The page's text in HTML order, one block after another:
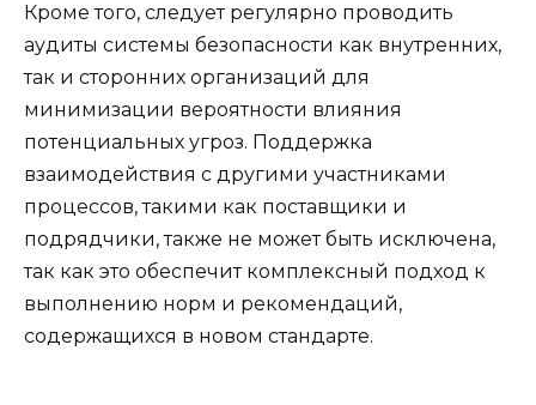
Кроме того, следует регулярно проводить
аудиты системы безопасности как внутренних,
так и сторонних организаций для
минимизации вероятности влияния
потенциальных угроз. Поддержка
взаимодействия с другими участниками
процессов, такими как поставщики и
подрядчики, также не может быть исключена,
так как это обеспечит комплексный подход к
выполнению норм и рекомендаций,
содержащихся в новом стандарте.